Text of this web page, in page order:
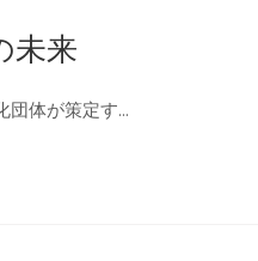
未来
団体が策定す…